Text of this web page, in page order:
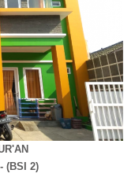
(BSI 2)